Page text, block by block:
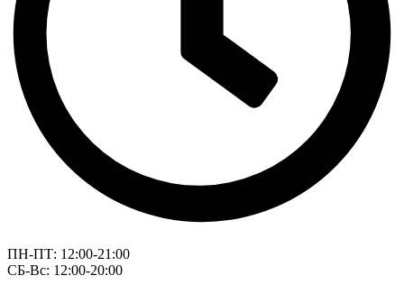
ПН-ПТ: 12:00-21:00
СБ-Вс: 12:00-20:00